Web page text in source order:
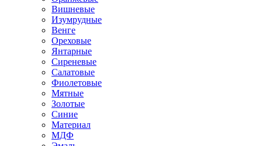
Вишневые
Изумрудные
Венге
Ореховые
Янтарные
Сиреневые
Салатовые
Фиолетовые
Мятные
Золотые
Синие
Материал
МДФ